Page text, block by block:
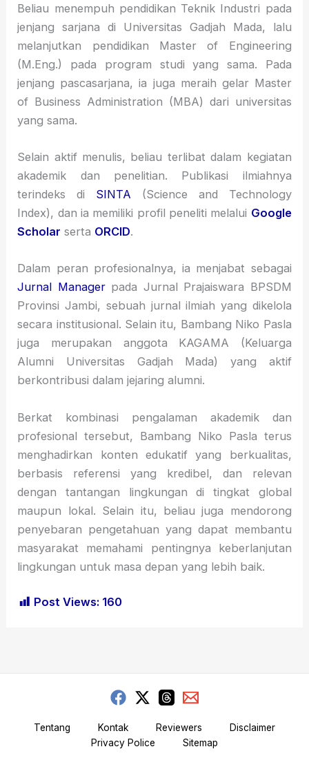
Beliau menempuh pendidikan Teknik Industri pada
jenjang sarjana di Universitas Gadjah Mada, lalu
melanjutkan pendidikan Master of Engineering
(M.Eng.) pada program studi yang sama. Pada
jenjang pascasarjana, ia juga meraih gelar Master
of Business Administration (MBA) dari universitas
yang sama.
Selain aktif menulis, beliau terlibat dalam kegiatan
akademik dan penelitian. Publikasi ilmiahnya
terindeks di SINTA (Science and Technology
Index), dan ia memiliki profil peneliti melalui Google
Scholar serta ORCID.
Dalam peran profesionalnya, ia menjabat sebagai
Jurnal Managerpada Jurnal Prajaiswara BPSDM
Provinsi Jambi, sebuah jurnal ilmiah yang dikelola
secara institusional. Selain itu, Bambang Niko Pasla
juga merupakan anggota KAGAMA (Keluarga
Alumni Universitas Gadjah Mada) yang aktif
berkontribusi dalam jejaring alumni.
Berkat kombinasi pengalaman akademik dan
profesional tersebut, Bambang Niko Pasla terus
menghadirkan konten edukatif yang berkualitas,
berbasis referensi yang kredibel, dan relevan
dengan tantangan lingkungan di tingkat global
maupun lokal. Selain itu, beliau juga mendorong
penyebaran pengetahuan yang dapat membantu
masyarakat memahami pentingnya keberlanjutan
lingkungan untuk masa depan yang lebih baik.
Post Views: 160
Tentang Kontak Reviewers
Disclaimer
Privacy Police
Sitemap